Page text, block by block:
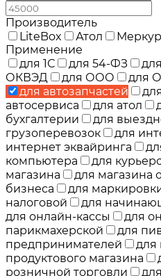
Производитель
LiteBox
Атол
Применение
для 1С
для 54-ФЗ
ОКВЭД
для ООО для
для автозапчастей
автосервиса
для атол
бухгалтерии
для
грузоперевозок
для
интернет эквайринга
компьютера
для
магазина
для магазина
бизнеса
для
налоговой
для
для онлайн-кассы
для
парикмахерской
для
предпринимателей
для
продуктового магазина
розничной торговли